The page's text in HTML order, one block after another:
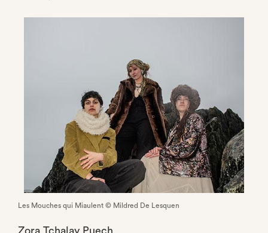
Les Mouches qui Miaulent © Mildred De Lesquen
Zora Tchalay Puech